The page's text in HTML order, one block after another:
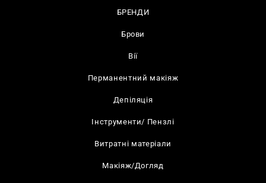
БРЕНДИ
Брови
Вії
Перманентний макіяж
Депіляція
Інструменти/ Пензлі
Витратні матеріали
Макіяж/Догляд